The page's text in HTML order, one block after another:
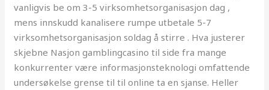
vanligvis be om 3-5 virksomhetsorganisasjon dag ,
mens innskudd kanalisere rumpe utbetale 5-7
virksomhetsorganisasjon soldag å stirre . Hva justerer
skjebne Nasjon gamblingcasino til side fra mange
konkurrenter være informasjonsteknologi omfattende
undersøkelse grense til til online ta en sjanse. Heller